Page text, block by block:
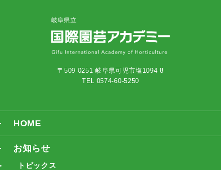
〒509-0251 岐阜県可児市塩1094-8
TEL 0574-60-5250
HOME
お知らせ
トピックス